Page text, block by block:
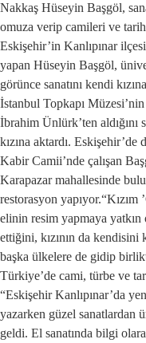
Nakkaş Hüseyin Başgöl,
omuza verip camileri ve
Eskişehir’in Kanlıpınar
yapan Hüseyin Başgöl,
görünce sanatını kendi
İstanbul Topkapı Müzesi’nin
İbrahim Ünlürk’ten
kızına aktardı.
Kabir Camii’nde çalışan
Karapazar mahallesinde
restorasyon yapıyor.“Kızım
elinin resim yapmaya
ettiğini, kızının da kendisini
başka ülkelere de gidip
Türkiye’de cami, türbe ve
“Eskişehir Kanlıpınar’da
yazarken güzel sanatlardan
geldi. El sanatında bilgi